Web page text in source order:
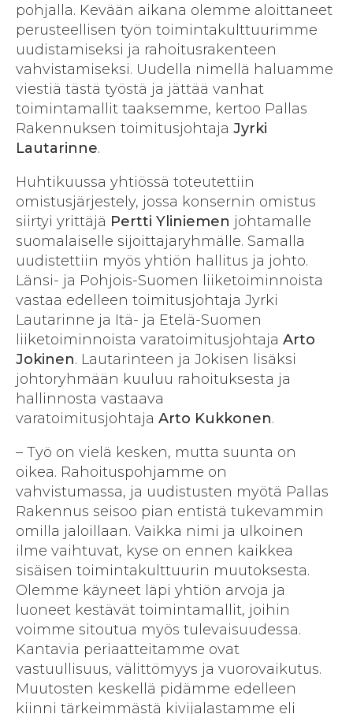
pohjalla. Kevään aikana olemme aloittaneet
perusteellisen työn toimintakulttuurimme
uudistamiseksi ja rahoitusrakenteen
vahvistamiseksi. Uudella nimellä haluamme
viestiä tästä työstä ja jättää vanhat
toimintamallit taaksemme, kertoo Pallas
Rakennuksen toimitusjohtaja Jyrki
Lautarinne.
Huhtikuussa yhtiössä toteutettiin
omistusjärjestely, jossa konsernin omistus
siirtyi yrittäjä Pertti Yliniemen johtamalle
suomalaiselle sijoittajaryhmälle. Samalla
uudistettiin myös yhtiön hallitus ja johto.
Länsi- ja Pohjois-Suomen liiketoiminnoista
vastaa edelleen toimitusjohtaja Jyrki
Lautarinne ja Itä- ja Etelä-Suomen
liiketoiminnoista varatoimitusjohtaja Arto
Jokinen. Lautarinteen ja Jokisen lisäksi
johtoryhmään kuuluu rahoituksesta ja
hallinnosta vastaava
varatoimitusjohtaja Arto Kukkonen.
– Työ on vielä kesken, mutta suunta on
oikea. Rahoituspohjamme on
vahvistumassa, ja uudistusten myötä Pallas
Rakennus seisoo pian entistä tukevammin
omilla jaloillaan. Vaikka nimi ja ulkoinen
ilme vaihtuvat, kyse on ennen kaikkea
sisäisen toimintakulttuurin muutoksesta.
Olemme käyneet läpi yhtiön arvoja ja
luoneet kestävät toimintamallit, joihin
voimme sitoutua myös tulevaisuudessa.
Kantavia periaatteitamme ovat
vastuullisuus, välittömyys ja vuorovaikutus.
Muutosten keskellä pidämme edelleen
kiinni tärkeimmästä kivijalastamme eli